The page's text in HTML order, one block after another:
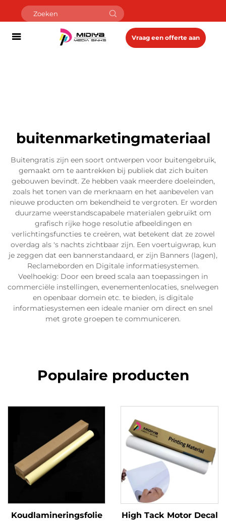
Vraag een offerte aan
buitenmarketingmateriaal
Buitengratis zijn een soort ontwerpen voor buitengebruik,
gemaakt om te aantrekken bij publiek dat zich buiten
gebouwen bevindt. Ze hebben vaak meerdere doeleinden,
zoals het tonen van de merknaam en het aanbevelen van
nieuwe producten om bekendheid te vergroten. Er worden
duurzame weerstandscapabele materialen gebruikt om
grafisch rijke hoge resolutie afbeeldingen en
verlichtingsfuncties te creëren, wat betekent dat ze zowel
overdag als 's nachts zichtbaar zijn. Een voertuigwrap, kun
je zeggen dat een bannerstandaard, er zijn Banners (lagen),
Reclameborden en Digitale informatiesystemen.
Veelhoekig: Door een breed scala aan toepassingen in
commerciële instellingen, evenementenlocaties, snelwegen
en openbaar domein etc. te bieden, is digitale
informatiesystemen een ideale manier om direct en snel
met grote groepen te communiceren.
Populaire producten
Koudlamineringsfolie
High Tack Motor Decal